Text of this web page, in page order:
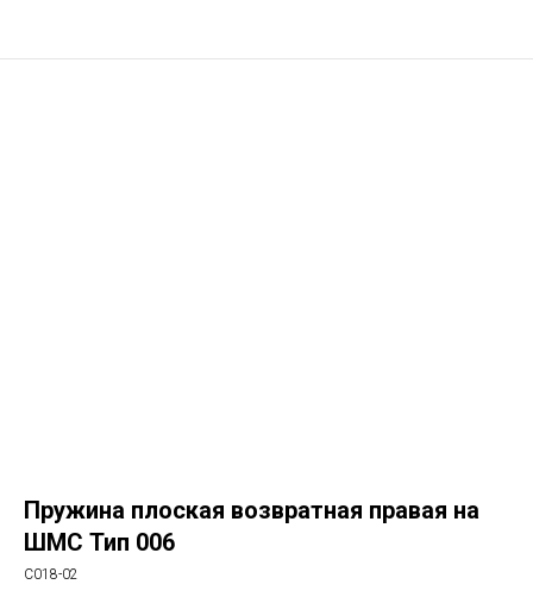
Пружина плоская возвратная правая на
ШМС Тип 006
С018-02